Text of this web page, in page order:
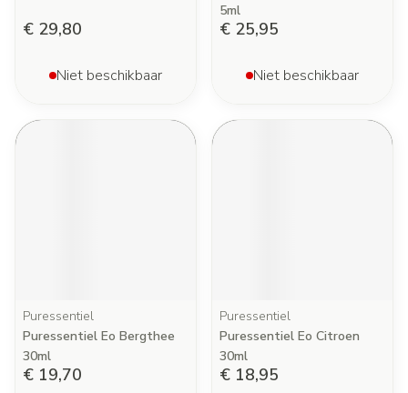
€ 29,80
Niet beschikbaar
5ml
€ 25,95
Niet beschikbaar
Puressentiel
Puressentiel Eo Bergthee
30ml
€ 19,70
Puressentiel
Puressentiel Eo Citroen
30ml
€ 18,95